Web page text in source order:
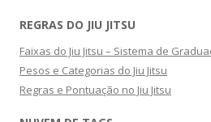
REGRAS DO JIU JITSU
Faixas do Jiu Jitsu – Sistema de
Pesos e Categorias do Jiu Jitsu
Regras e Pontuação no Jiu Jitsu